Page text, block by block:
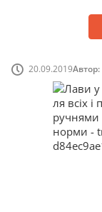
20.09.2019Автор: